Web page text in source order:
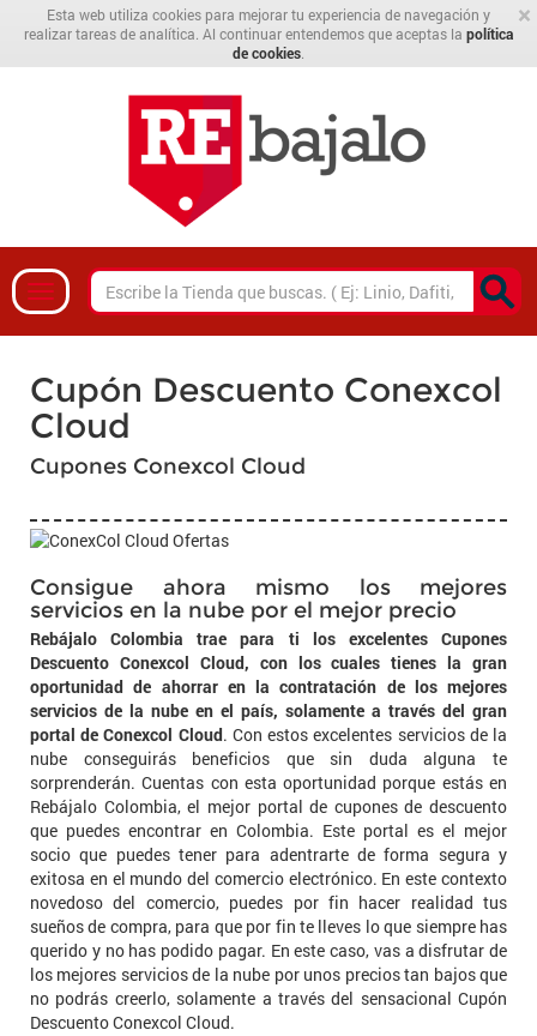
×
Esta web utiliza cookies para mejorar tu experiencia de navegación y
realizar tareas de analítica. Al continuar entendemos que aceptas la política
de cookies
Cupón Descuento Conexcol
Cloud
Cupones Conexcol Cloud
Consigue ahora mismo los mejores
servicios en la nube por el mejor precio
Rebájalo Colombia trae para ti los excelentes Cupones
Descuento Conexcol Cloud, con los cuales tienes la gran
oportunidad de ahorrar en la contratación de los mejores
servicios de la nube en el país, solamente a través del gran
portal de Conexcol Cloud. Con estos excelentes servicios de la
nube conseguirás beneficios que sin duda alguna te
sorprenderán. Cuentas con esta oportunidad porque estás en
Rebájalo Colombia, el mejor portal de cupones de descuento
que puedes encontrar en Colombia. Este portal es el mejor
socio que puedes tener para adentrarte de forma segura y
exitosa en el mundo del comercio electrónico. En este contexto
novedoso del comercio, puedes por fin hacer realidad tus
sueños de compra, para que por fin te lleves lo que siempre has
querido y no has podido pagar. En este caso, vas a disfrutar de
los mejores servicios de la nube por unos precios tan bajos que
no podrás creerlo, solamente a través del sensacional Cupón
Descuento Conexcol Cloud.